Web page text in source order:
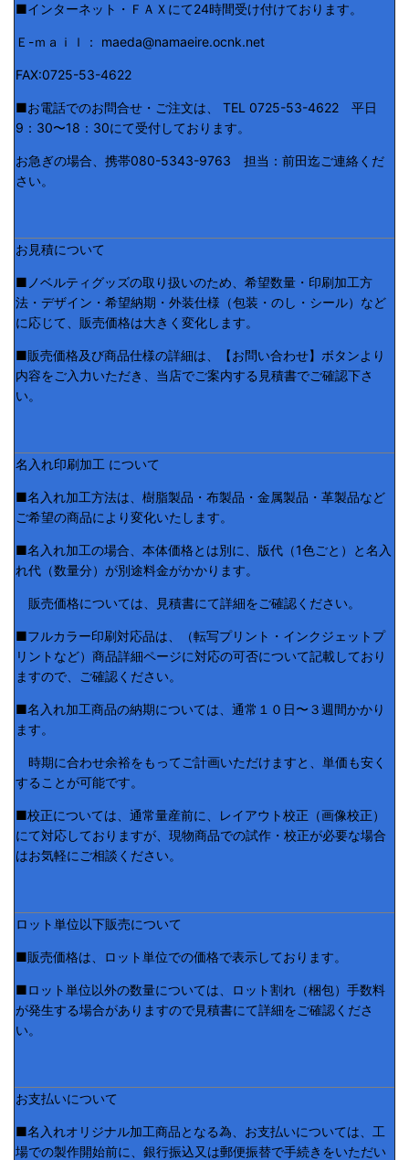
■インターネット・ＦＡＸにて24時間受け付けております。
Ｅ-ｍａｉｌ： maeda@namaeire.ocnk.net
FAX:0725-53-4622
■お電話でのお問合せ・ご注文は、 TEL 0725-53-4622 平日
9：30〜18：30にて受付しております。
お急ぎの場合、携帯080-5343-9763 担当：前田迄ご連絡くだ
さい。
お見積について
■ノベルティグッズの取り扱いのため、希望数量・印刷加工方
法・デザイン・希望納期・外装仕様（包装・のし・シール）など
に応じて、販売価格は大きく変化します。
■販売価格及び商品仕様の詳細は、【お問い合わせ】ボタンより
内容をご入力いただき、当店でご案内する見積書でご確認下さ
い。
名入れ印刷加工 について
■名入れ加工方法は、樹脂製品・布製品・金属製品・革製品など
ご希望の商品により変化いたします。
■名入れ加工の場合、本体価格とは別に、版代（1色ごと）と名入
れ代（数量分）が別途料金がかかります。
販売価格については、見積書にて詳細をご確認ください。
■フルカラー印刷対応品は、（転写プリント・インクジェットプ
リントなど）商品詳細ページに対応の可否について記載しており
ますので、ご確認ください。
■名入れ加工商品の納期については、通常１０日〜３週間かかり
ます。
時期に合わせ余裕をもってご計画いただけますと、単価も安く
することが可能です。
■校正については、通常量産前に、レイアウト校正（画像校正）
にて対応しておりますが、現物商品での試作・校正が必要な場合
はお気軽にご相談ください。
ロット単位以下販売について
■販売価格は、ロット単位での価格で表示しております。
■ロット単位以外の数量については、ロット割れ（梱包）手数料
が発生する場合がありますので見積書にて詳細をご確認くださ
い。
お支払いについて
■名入れオリジナル加工商品となる為、お支払いについては、工
場での製作開始前に、銀行振込又は郵便振替で手続きをいただい